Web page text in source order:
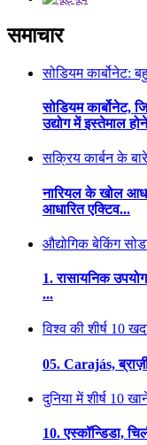
समाचार
सोडियम कार्बोनेट:
सोडियम कार्बोनेट,
उद्योग में इस्तेमाल
सक्रिय कार्बन के
नारियल के खोल
आधारित एक्टिव...
औद्योगिक बेकिंग
1. रासायनिक
...
विश्व की शीर्ष 10
05. Carajás,
दुनिया में शीर्ष 10
10. एस्कॉन्डिडा,